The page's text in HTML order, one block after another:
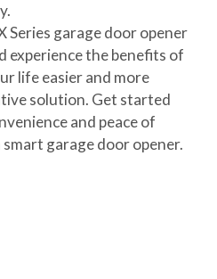
Series garage door opener
experience the benefits of
life easier and more
solution. Get started
and peace of
garage door opener.